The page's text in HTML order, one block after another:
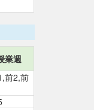
業週
前2,前